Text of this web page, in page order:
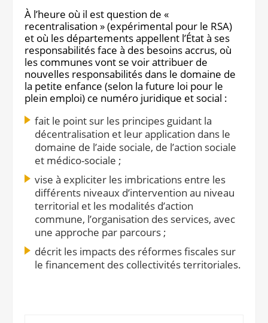
À l’heure où il est question de «
recentralisation » (expérimental pour le RSA)
et où les départements appellent l’État à ses
responsabilités face à des besoins accrus, où
les communes vont se voir attribuer de
nouvelles responsabilités dans le domaine de
la petite enfance (selon la future loi pour le
plein emploi) ce numéro juridique et social :
fait le point sur les principes guidant la
décentralisation et leur application dans le
domaine de l’aide sociale, de l’action sociale
et médico-sociale ;
vise à expliciter les imbrications entre les
différents niveaux d’intervention au niveau
territorial et les modalités d’action
commune, l’organisation des services, avec
une approche par parcours ;
décrit les impacts des réformes fiscales sur
le financement des collectivités territoriales.